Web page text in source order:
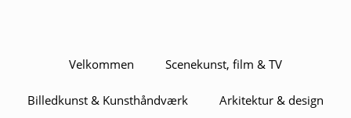
Velkommen Scenekunst, film & TV
Billedkunst & Kunsthåndværk Arkitektur & design